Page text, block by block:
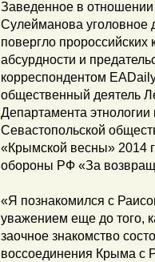
Заведенное в отношении
Сулейманова уголовное
повергло пророссийских
абсурдности и
корреспондентом
общественный деятель
Департамента
Севастопольской
«Крымской весны» 2014
обороны РФ «За
«Я познакомился с
уважением еще до того,
заочное знакомство
воссоединения Крыма с